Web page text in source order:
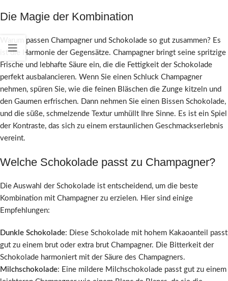
Die Magie der Kombination
Warum passen Champagner und Schokolade so gut zusammen? Es
ist die Harmonie der Gegensätze. Champagner bringt seine spritzige
Frische und lebhafte Säure ein, die die Fettigkeit der Schokolade
perfekt ausbalancieren. Wenn Sie einen Schluck Champagner
nehmen, spüren Sie, wie die feinen Bläschen die Zunge kitzeln und
den Gaumen erfrischen. Dann nehmen Sie einen Bissen Schokolade,
und die süße, schmelzende Textur umhüllt Ihre Sinne. Es ist ein Spiel
der Kontraste, das sich zu einem erstaunlichen Geschmackserlebnis
vereint.
Welche Schokolade passt zu Champagner?
Die Auswahl der Schokolade ist entscheidend, um die beste
Kombination mit Champagner zu erzielen. Hier sind einige
Empfehlungen:
Dunkle Schokolade: Diese Schokolade mit hohem Kakaoanteil passt
gut zu einem brut oder extra brut Champagner. Die Bitterkeit der
Schokolade harmoniert mit der Säure des Champagners.
Milchschokolade: Eine mildere Milchschokolade passt gut zu einem